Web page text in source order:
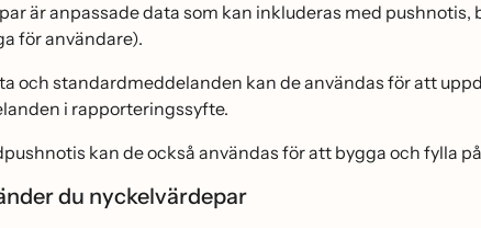
är anpassade data som kan inkluderas med
för användare).
och standardmeddelanden kan de användas för att
i rapporteringssyfte.
kan de också användas för att bygga och fylla
du nyckelvärdepar